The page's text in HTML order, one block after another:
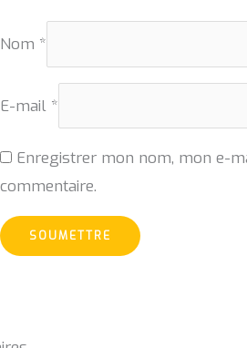
Nom *
E-mail *
Enregistrer mon nom, mon e-
commentaire.